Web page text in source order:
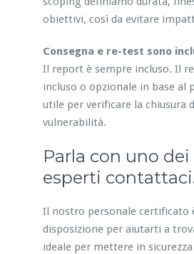
obiettivi, così da evitare
Consegna e re-test sono
Il report è sempre incluso. Il
incluso o opzionale in base al
utile per verificare la chiusura
vulnerabilità.
Parla con uno
esperti
Il nostro personale certificato
disposizione per aiutarti a
ideale per mettere in